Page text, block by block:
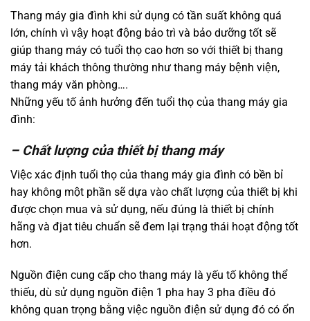
Thang máy gia đình khi sử dụng có tần suất không quá
lớn, chính vì vậy hoạt động bảo trì và bảo dưỡng tốt sẽ
giúp thang máy có tuổi thọ cao hơn so với thiết bị thang
máy tải khách thông thường như thang máy bệnh viện,
thang máy văn phòng….
Những yếu tố ảnh hưởng đến tuổi thọ của thang máy gia
đình:
– Chất lượng của thiết bị thang máy
Việc xác định tuổi thọ của thang máy gia đình có bền bỉ
hay không một phần sẽ dựa vào chất lượng của thiết bị khi
được chọn mua và sử dụng, nếu đúng là thiết bị chính
hãng và đjat tiêu chuẩn sẽ đem lại trạng thái hoạt động tốt
hơn.
Nguồn điện cung cấp cho thang máy là yếu tố không thể
thiếu, dù sử dụng nguồn điện 1 pha hay 3 pha điều đó
không quan trọng bằng việc nguồn điện sử dụng đó có ổn